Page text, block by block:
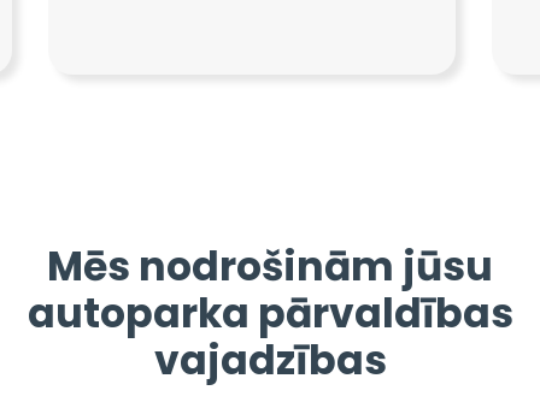
Mēs nodrošinām jūsu
autoparka pārvaldības
vajadzības